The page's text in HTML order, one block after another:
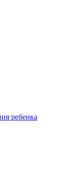
ребенка